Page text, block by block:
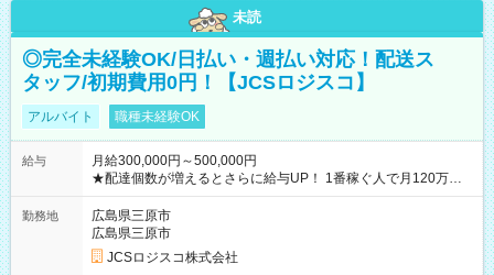
未読
◎完全未経験OK/日払い・週払い対応！配送ス
タッフ/初期費用0円！【JCSロジスコ】
アルバイト 職種未経験OK
給与
月給300,000円～500,000円
★配達個数が増えるとさらに給与UP！ 1番稼ぐ人で月120万ほ
ど！ ・主要都市エリア 月収55万円／週5日稼働 月収65万~112
万円／週6日稼働 ・地方郊外エリア 月収40万円／週5日稼働 月
収40万円~50万円／週6日稼働 ＜モデルイメージ＞ ■月収50万
円 (27歳男性/江東区在住)※元建築関係 1日150個配達×25日勤務
(日休み) ■月収80万円(43歳男性/墨田区在住)※元営業 1日200個
勤務地
広島県三原市
広島県三原市
JCSロジスコ株式会社